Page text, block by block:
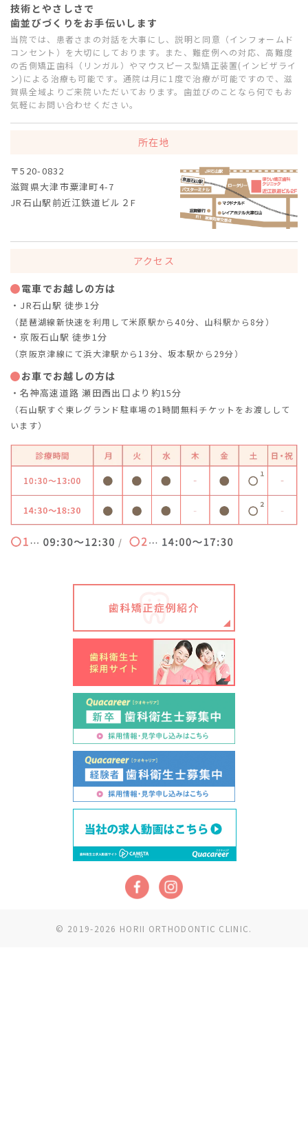
技術とやさしさで
歯並びづくりをお手伝いします
当院では、患者さまの対話を大事にし、説明と同意（インフォームド
コンセント）を大切にしております。また、難症例への対応、高難度
の舌側矯正歯科（リンガル）やマウスピース型矯正装置(インビザライ
ン)による治療も可能です。通院は月に1度で治療が可能ですので、滋
賀県全域よりご来院いただいております。歯並びのことなら何でもお
気軽にお問い合わせください。
所在地
〒520-0832
滋賀県大津市粟津町4-7
JR石山駅前近江鉄道ビル２F
アクセス
電車でお越しの方は
・JR石山駅 徒歩1分
（琵琶湖線新快速を利用して米原駅から40分、山科駅から8分）
・京阪石山駅 徒歩1分
（京阪京津線にて浜大津駅から13分、坂本駅から29分）
お車でお越しの方は
・名神高速道路 瀬田西出口より約15分
（石山駅すぐ東レグランド駐車場の1時間無料チケットをお渡しして
います）
© 2019-2026 HORII ORTHODONTIC CLINIC.